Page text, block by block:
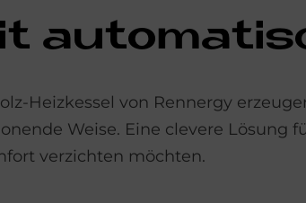
Heizkessel von Rennergy
Weise. Eine clevere Lösung
verzichten möchten.